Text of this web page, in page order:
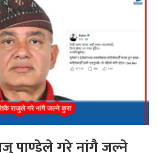
पाण्डेले गरे नांगै जल्ने